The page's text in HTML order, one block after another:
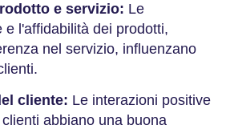
e servizio: Le
e l'affidabilità dei prodotti,
nel servizio, influenzano
cliente: Le interazioni positive
abbiano una buona